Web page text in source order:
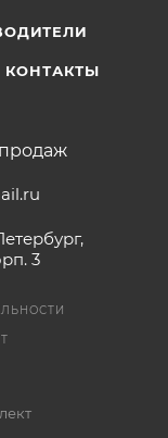
КОНТАКТЫ
продаж
3